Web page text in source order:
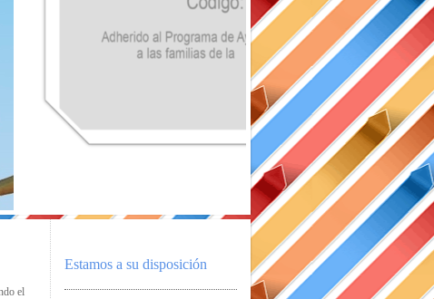
el
Estamos a su disposición